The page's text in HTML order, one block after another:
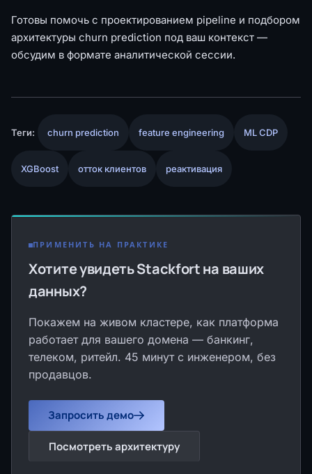
Готовы помочь с проектированием pipeline и подбором
архитектуры churn prediction под ваш контекст —
обсудим в формате аналитической сессии.
Теги: churn prediction feature engineering ML CDP
XGBoost отток клиентов реактивация
ПРИМЕНИТЬ НА ПРАКТИКЕ
Хотите увидеть Stackfort на ваших
данных?
Покажем на живом кластере, как платформа
работает для вашего домена — банкинг,
телеком, ритейл. 45 минут с инженером, без
продавцов.
Запросить демо
Посмотреть архитектуру